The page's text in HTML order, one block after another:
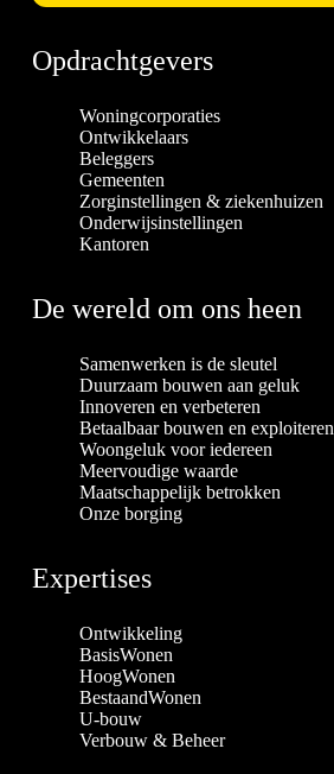
Opdrachtgevers
Woningcorporaties
Ontwikkelaars
Beleggers
Gemeenten
Zorginstellingen & ziekenhuizen
Onderwijsinstellingen
Kantoren
De wereld om ons heen
Samenwerken is de sleutel
Duurzaam bouwen aan geluk
Innoveren en verbeteren
Betaalbaar bouwen en exploiteren
Woongeluk voor iedereen
Meervoudige waarde
Maatschappelijk betrokken
Onze borging
Expertises
Ontwikkeling
BasisWonen
HoogWonen
BestaandWonen
U-bouw
Verbouw & Beheer